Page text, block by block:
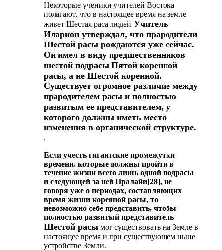
Некоторые ученики учителей Востока
полагают, что в настоящее время на земле
живет Шестая раса людей Учитель
Иларион утверждал, что прародители
Шестой расы рождаются уже сейчас.
Он имел в виду предшественников
шестой подрасы Пятой коренной
расы, а не Шестой коренной.
Существует огромное различие между
прародителем расы и полностью
развитым ее представителем, у
которого должны иметь место
изменения в органической структуре.
.
Если учесть гигантские промежутки
времени, которые должны пройти в
течение жизни всего лишь одной подрасы
и следующей за ней Пралайи[28], не
говоря уже о периодах, составляющих
время жизни коренной расы, то
невозможно себе представить, чтобы
полностью развитый представитель
Шестой расы мог существовать на Земле в
настоящее время и при существующем ныне
устройстве Земли.